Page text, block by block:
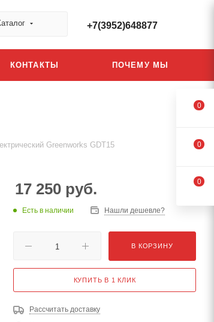
+7(3952)648877
КОНТАКТЫ ПОЧЕМУ МЫ
Greenworks GDT15
17 250 руб.
Есть в наличии Нашли дешевле?
В КОРЗИНУ
КУПИТЬ В 1 КЛИК
Рассчитать доставку
0
0
0